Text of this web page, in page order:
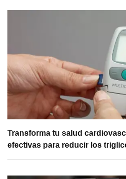
Transforma tu salud
efectivas para reducir los